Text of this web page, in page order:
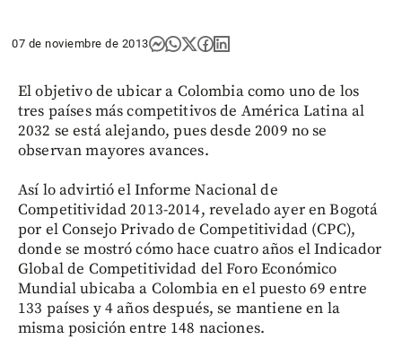
07 de noviembre de 2013
El objetivo de ubicar a Colombia como uno de los
tres países más competitivos de América Latina al
2032 se está alejando, pues desde 2009 no se
observan mayores avances.
Así lo advirtió el Informe Nacional de
Competitividad 2013-2014, revelado ayer en Bogotá
por el Consejo Privado de Competitividad (CPC),
donde se mostró cómo hace cuatro años el Indicador
Global de Competitividad del Foro Económico
Mundial ubicaba a Colombia en el puesto 69 entre
133 países y 4 años después, se mantiene en la
misma posición entre 148 naciones.